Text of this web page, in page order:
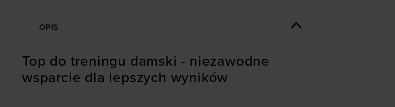
OPIS
Top do treningu damski - niezawodne
wsparcie dla lepszych wyników